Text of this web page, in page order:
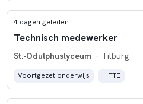
4 dagen geleden
Technisch medewerker
St.-Odulphuslyceum - Tilburg
Voortgezet onderwijs 1 FTE